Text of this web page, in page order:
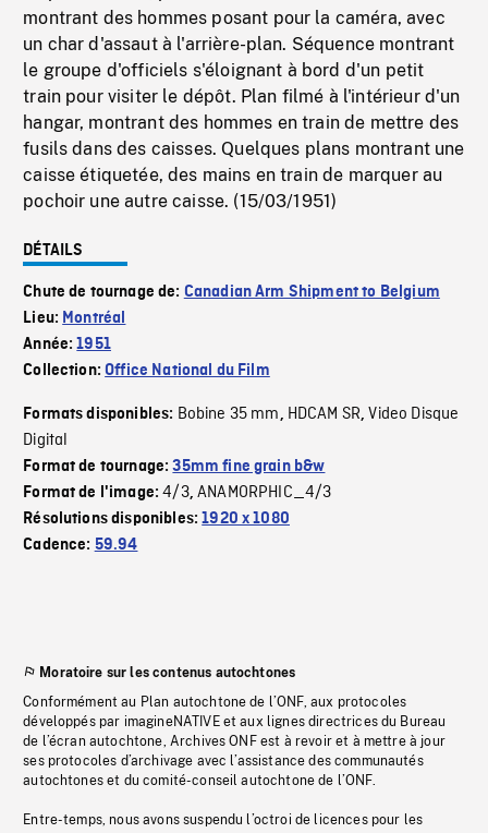
montrant des hommes posant pour la caméra, avec
un char d'assaut à l'arrière-plan. Séquence montrant
le groupe d'officiels s'éloignant à bord d'un petit
train pour visiter le dépôt. Plan filmé à l'intérieur d'un
hangar, montrant des hommes en train de mettre des
fusils dans des caisses. Quelques plans montrant une
caisse étiquetée, des mains en train de marquer au
pochoir une autre caisse. (15/03/1951)
DÉTAILS
Chute de tournage de: Canadian Arm Shipment to Belgium
Lieu: Montréal
Année:1951
Collection:Office National du Film
Formats disponibles: Bobine 35 mm, HDCAM SR,Video Disque
Digital
Format de tournage:35mm fine grain b&w
Format de l'image:4/3,ANAMORPHIC_4/3
Résolutions disponibles:1920 x 1080
Cadence: 59.94
Moratoire sur les contenus autochtones
Conformément au Plan autochtone de l’ONF, aux protocoles
développés par imagineNATIVE et aux lignes directrices du Bureau
de l’écran autochtone, Archives ONF est à revoir et à mettre à jour
ses protocoles d’archivage avec l’assistance des communautés
autochtones et du comité-conseil autochtone de l’ONF.
Entre-temps, nous avons suspendu l’octroi de licences pour les